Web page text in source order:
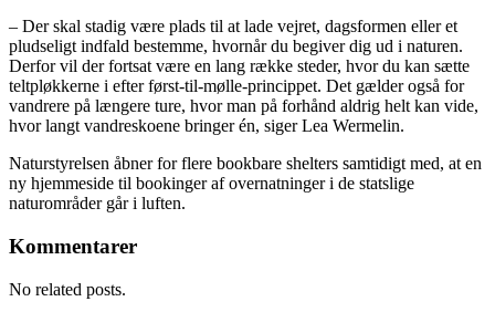
– Der skal stadig være plads til at lade vejret, dagsformen eller et
pludseligt indfald bestemme, hvornår du begiver dig ud i naturen.
Derfor vil der fortsat være en lang række steder, hvor du kan sætte
teltpløkkerne i efter først-til-mølle-princippet. Det gælder også for
vandrere på længere ture, hvor man på forhånd aldrig helt kan vide,
hvor langt vandreskoene bringer én, siger Lea Wermelin.
Naturstyrelsen åbner for flere bookbare shelters samtidigt med, at en
ny hjemmeside til bookinger af overnatninger i de statslige
naturområder går i luften.
Kommentarer
No related posts.